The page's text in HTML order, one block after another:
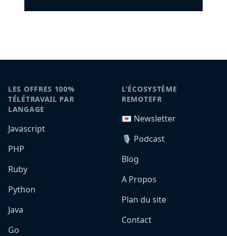
LES OFFRES 100%
TÉLÉTRAVAIL PAR
LANGAGE
Javascript
PHP
Ruby
Python
Java
Go
L'ÉCOSYSTÈME
REMOTEFR
💌 Newsletter
🎙️ Podcast
Blog
A Propos
Plan du site
Contact